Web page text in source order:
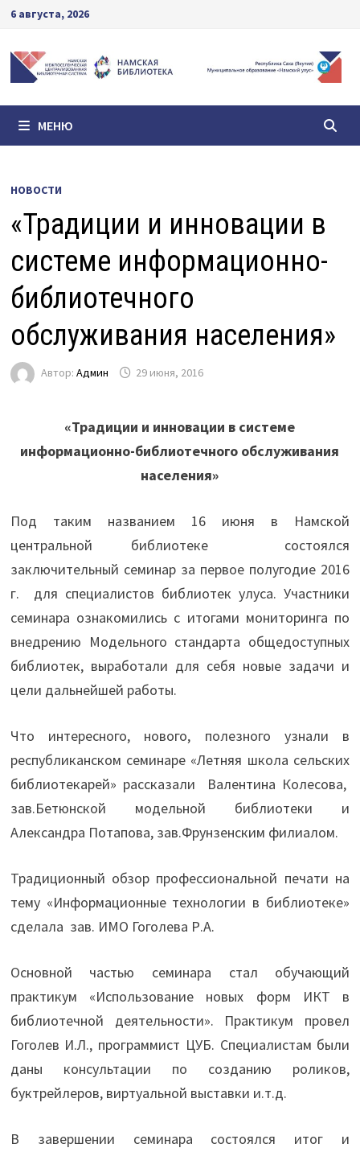
Перейти
содержимому
6 августа, 2026
МЕНЮ
НОВОСТИ
«Традиции и инновации в
системе информационно-
библиотечного
обслуживания населения»
Автор: Админ 29 июня, 2016
«Традиции и инновации в системе
информационно-библиотечного обслуживания
населения»
Под таким названием 16 июня в Намской
центральной библиотеке состоялся
заключительный семинар за первое полугодие 2016
г. для специалистов библиотек улуса. Участники
семинара ознакомились с итогами мониторинга по
внедрению Модельного стандарта общедоступных
библиотек, выработали для себя новые задачи и
цели дальнейшей работы.
Что интересного, нового, полезного узнали в
республиканском семинаре «Летняя школа сельских
библиотекарей» рассказали Валентина Колесова,
зав.Бетюнской модельной библиотеки и
Александра Потапова, зав.Фрунзенским филиалом.
Традиционный обзор профессиональной печати на
тему «Информационные технологии в библиотеке»
сделала зав. ИМО Гоголева Р.А.
Основной частью семинара стал обучающий
практикум «Использование новых форм ИКТ в
библиотечной деятельности». Практикум провел
Гоголев И.Л., программист ЦУБ. Специалистам были
даны консультации по созданию роликов,
буктрейлеров, виртуальной выставки и.т.д.
В завершении семинара состоялся итог и